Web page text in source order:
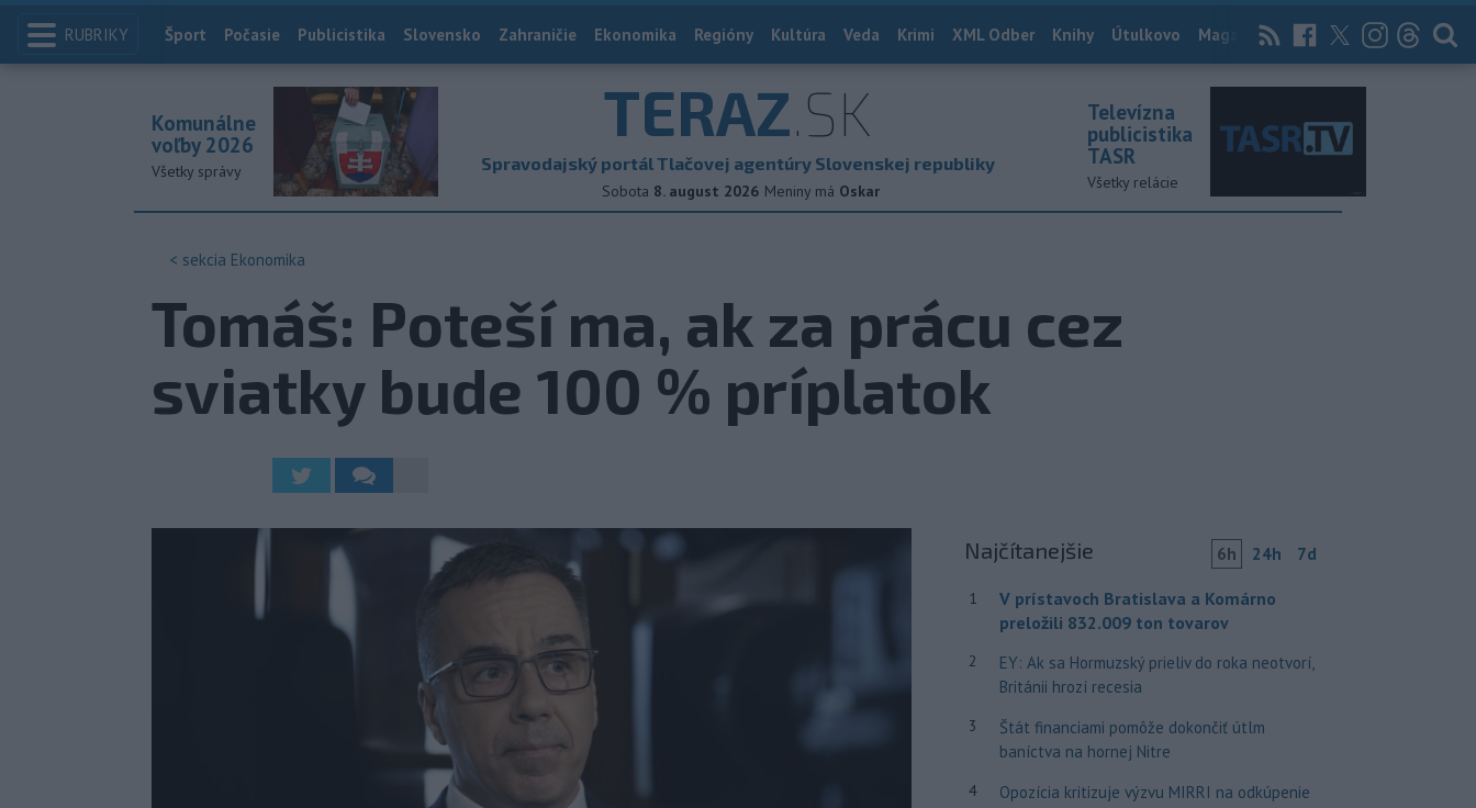
RUBRIKY Index
Šport Počasie Publicistika Slovensko Zahraničie Ekonomika Regióny Kultúra Veda Krimi XML Odber Knihy Útulkovo Magazín News Now Archív
TERAZ.SK
Spravodajský portál Tlačovej agentúry Slovenskej republiky
Sobota 8. august 2026 Meniny má Oskar
Komunálne
voľby 2026
Všetky správy
Televízna
publicistika
TASR
Všetky relácie
< sekcia Ekonomika
Tomáš: Poteší ma, ak za prácu cez
sviatky bude 100 % príplatok
Najčítanejšie 6h 24h 7d
1
V prístavoch Bratislava a Komárno
preložili 832.009 ton tovarov
2
EY: Ak sa Hormuzský prieliv do roka neotvorí,
Británii hrozí recesia
3
Štát financiami pomôže dokončiť útlm
baníctva na hornej Nitre
4
Opozícia kritizuje výzvu MIRRI na odkúpenie